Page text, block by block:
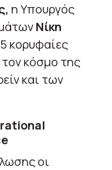
η Υπουργός
Νίκη
κορυφαίες
κόσμο της
και των
οι